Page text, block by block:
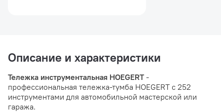
Описание и характеристики
Тележка инструментальная HOEGERT -
профессиональная тележка-тумба HOEGERT с 252
инструментами для автомобильной мастерской или
гаража.